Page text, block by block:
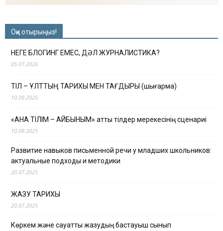
Оқи отырыңыз!
НЕГЕ БЛОГИНГ ЕМЕС, ДӘЛ ЖУРНАЛИСТИКА?
05.07.2026
ТІЛ – ҰЛТТЫҢ ТАРИХЫ МЕН ТАҒДЫРЫ (шығарма)
10.09.2025
«АНА ТІЛІМ – АЙБЫНЫМ» атты тілдер мерекесінің сценариі
10.09.2025
Развитие навыков письменной речи у младших школьников:
актуальные подходы и методики
20.07.2025
ЖАЗУ ТАРИХЫ
20.07.2025
Көркем және сауатты жазудың бастауыш сынып